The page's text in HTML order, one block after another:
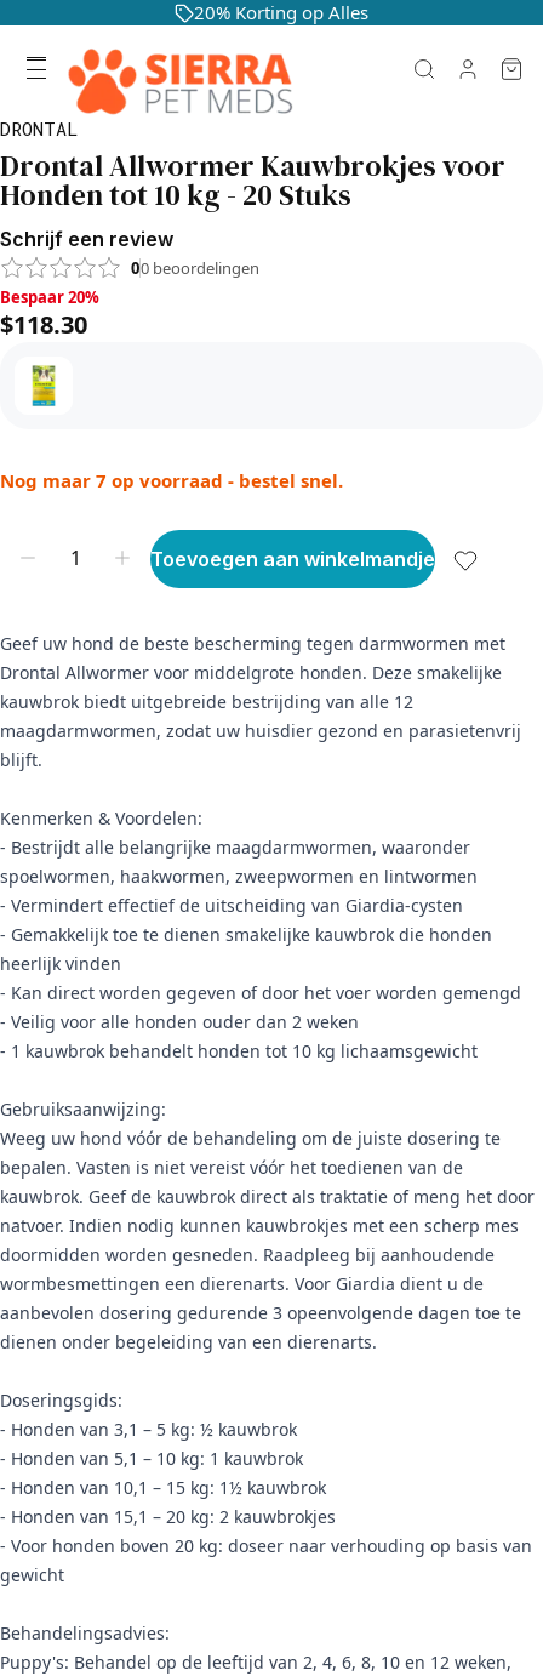
20% Korting op Alles
DRONTAL
Drontal Allwormer Kauwbrokjes voor
Honden tot 10 kg - 20 Stuks
Schrijf een review
00 beoordelingen
Bespaar 20%, $118.30
Bespaar 20%
$118.30
Nog maar 7 op voorraad - bestel snel.
Toevoegen aan winkelmandje
Geef uw hond de beste bescherming tegen darmwormen met
Drontal Allwormer voor middelgrote honden. Deze smakelijke
kauwbrok biedt uitgebreide bestrijding van alle 12
maagdarmwormen, zodat uw huisdier gezond en parasietenvrij
blijft.
Kenmerken & Voordelen:
- Bestrijdt alle belangrijke maagdarmwormen, waaronder
spoelwormen, haakwormen, zweepwormen en lintwormen
- Vermindert effectief de uitscheiding van Giardia-cysten
- Gemakkelijk toe te dienen smakelijke kauwbrok die honden
heerlijk vinden
- Kan direct worden gegeven of door het voer worden gemengd
- Veilig voor alle honden ouder dan 2 weken
- 1 kauwbrok behandelt honden tot 10 kg lichaamsgewicht
Gebruiksaanwijzing:
Weeg uw hond vóór de behandeling om de juiste dosering te
bepalen. Vasten is niet vereist vóór het toedienen van de
kauwbrok. Geef de kauwbrok direct als traktatie of meng het door
natvoer. Indien nodig kunnen kauwbrokjes met een scherp mes
doormidden worden gesneden. Raadpleeg bij aanhoudende
wormbesmettingen een dierenarts. Voor Giardia dient u de
aanbevolen dosering gedurende 3 opeenvolgende dagen toe te
dienen onder begeleiding van een dierenarts.
Doseringsgids:
- Honden van 3,1 – 5 kg: ½ kauwbrok
- Honden van 5,1 – 10 kg: 1 kauwbrok
- Honden van 10,1 – 15 kg: 1½ kauwbrok
- Honden van 15,1 – 20 kg: 2 kauwbrokjes
- Voor honden boven 20 kg: doseer naar verhouding op basis van
gewicht
Behandelingsadvies:
Puppy's: Behandel op de leeftijd van 2, 4, 6, 8, 10 en 12 weken,